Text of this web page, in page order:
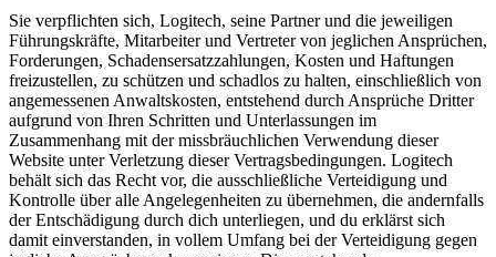
Sie verpflichten sich, Logitech, seine Partner und die jeweiligen
Führungskräfte, Mitarbeiter und Vertreter von jeglichen Ansprüchen,
Forderungen, Schadensersatzzahlungen, Kosten und Haftungen
freizustellen, zu schützen und schadlos zu halten, einschließlich von
angemessenen Anwaltskosten, entstehend durch Ansprüche Dritter
aufgrund von Ihren Schritten und Unterlassungen im
Zusammenhang mit der missbräuchlichen Verwendung dieser
Website unter Verletzung dieser Vertragsbedingungen. Logitech
behält sich das Recht vor, die ausschließliche Verteidigung und
Kontrolle über alle Angelegenheiten zu übernehmen, die andernfalls
der Entschädigung durch dich unterliegen, und du erklärst sich
damit einverstanden, in vollem Umfang bei der Verteidigung gegen